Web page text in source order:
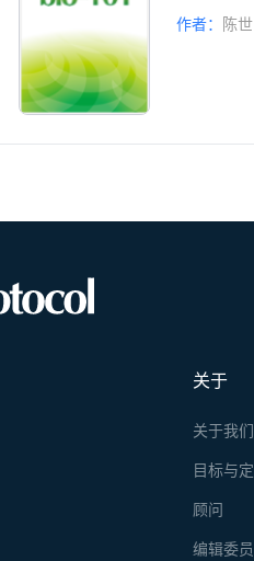
作者： 陈
关于
关于我们
目标与
顾问
编辑委